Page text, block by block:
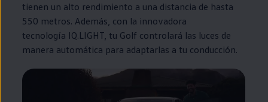
tienen un alto rendimiento a una distancia de hasta
550 metros. Además, con la innovadora
tecnología IQ.LIGHT, tu Golf controlará las luces de
manera automática para adaptarlas a tu conducción.